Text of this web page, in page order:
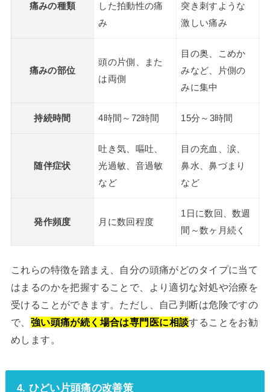
痛みの種類
した拍動性の痛
み
突き刺すような
激しい痛み
痛みの部位
頭の片側、また
は両側
目の奥、こめか
みなど、片側の
みに集中
持続時間 4時間～72時間 15分～3時間
随伴症状
吐き気、嘔吐、
光過敏、音過敏
など
目の充血、涙、
鼻水、鼻づまり
など
発作頻度 月に数回程度
1日に数回、数週
間～数ヶ月続く
これらの特徴を踏まえ、自分の頭痛がどのタイプに当て
はまるのかを把握することで、より適切な対処や治療を
受けることができます。ただし、自己判断は危険ですの
で、 強い頭痛が続く場合は専門医に相談することをお勧
めします。
4. ひどい片頭痛の改善策